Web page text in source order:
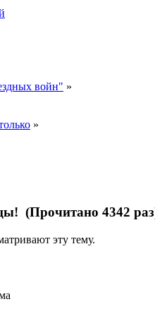
войн" »
»
(Прочитано 4342
эту тему.